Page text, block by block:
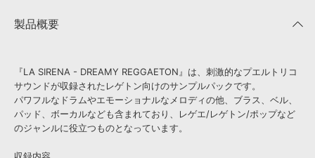
製品概要
『LA SIRENA - DREAMY REGGAETON』は、刺激的なプエルトリコ
サウンドが収録されたレゲトン向けのサンプルパックです。
パワフルなドラムやエモーショナルなメロディの他、ブラス、ベル、
パッド、ボーカルなども含まれており、レゲエ/レゲトン/ポップなど
のジャンルに役立つものとなっています。